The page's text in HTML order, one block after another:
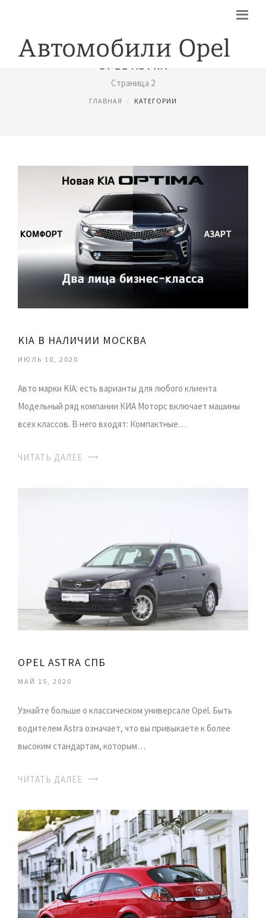
OPEL ASTRA
Страница 2
ГЛАВНАЯ КАТЕГОРИИ
KIA В НАЛИЧИИ МОСКВА
ИЮЛЬ 10, 2020
Авто марки KIA: есть варианты для любого клиента
Модельный ряд компании КИА Моторс включает машины
всех классов. В него входят: Компактные…
ЧИТАТЬ ДАЛЕЕ
OPEL ASTRA СПБ
МАЙ 15, 2020
Узнайте больше о классическом универсале Opel. Быть
водителем Astra означает, что вы привыкаете к более
высоким стандартам, которым…
ЧИТАТЬ ДАЛЕЕ